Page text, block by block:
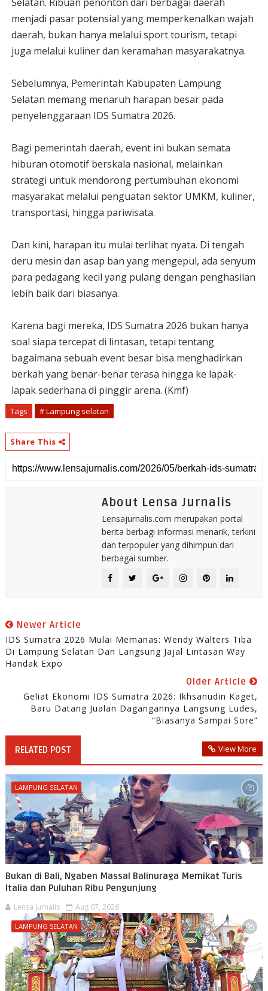
Selatan. Ribuan penonton dari berbagai daerah
menjadi pasar potensial yang memperkenalkan wajah
daerah, bukan hanya melalui sport tourism, tetapi
juga melalui kuliner dan keramahan masyarakatnya.
Sebelumnya, Pemerintah Kabupaten Lampung
Selatan memang menaruh harapan besar pada
penyelenggaraan IDS Sumatra 2026.
Bagi pemerintah daerah, event ini bukan semata
hiburan otomotif berskala nasional, melainkan
strategi untuk mendorong pertumbuhan ekonomi
masyarakat melalui penguatan sektor UMKM, kuliner,
transportasi, hingga pariwisata.
Dan kini, harapan itu mulai terlihat nyata. Di tengah
deru mesin dan asap ban yang mengepul, ada senyum
para pedagang kecil yang pulang dengan penghasilan
lebih baik dari biasanya.
Karena bagi mereka, IDS Sumatra 2026 bukan hanya
soal siapa tercepat di lintasan, tetapi tentang
bagaimana sebuah event besar bisa menghadirkan
berkah yang benar-benar terasa hingga ke lapak-
lapak sederhana di pinggir arena. (Kmf)
Tags # Lampung selatan
Share This
About Lensa Jurnalis
Lensajurnalis.com merupakan portal
berita berbagi informasi menarik, terkini
dan terpopuler yang dihimpun dari
berbagai sumber.
Newer Article
IDS Sumatra 2026 Mulai Memanas: Wendy Walters Tiba
Di Lampung Selatan Dan Langsung Jajal Lintasan Way
Handak Expo
Older Article
Geliat Ekonomi IDS Sumatra 2026: Ikhsanudin Kaget,
Baru Datang Jualan Dagangannya Langsung Ludes,
“Biasanya Sampai Sore”
RELATED POST View More
LAMPUNG SELATAN
Bukan di Bali, Ngaben Massal Balinuraga Memikat Turis
Italia dan Puluhan Ribu Pengunjung
Lensa Jurnalis Aug 07, 2026
LAMPUNG SELATAN